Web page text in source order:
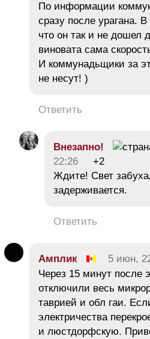
По информации
сразу после урагана.
что он так и не дошел
виновата сама
И коммунадьщики за
не несут! )
Ответить
Внезапно!
22:26
+2
Ждите! Свет
задерживается.
Ответить
Амплик 5 июн,
Через 15 минут после
отключили весь
таврией и обл гаи.
электричества
и люстдорфскую.